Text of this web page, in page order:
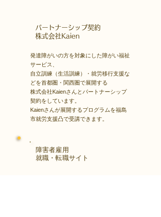
​パートナーシップ契約
​株式会社Kaien
発達障がいの方を対象にした障がい福祉
サービス、
自立訓練（生活訓練）・就労移行支援な
どを首都圏・関西圏で展開する
株式会社Kaienさんとパートナーシップ
契約をしています。
Kaienさんが展開するプログラムを福島
市就労支援凸で受講できます。
障害者雇用
​就職・転職サイト